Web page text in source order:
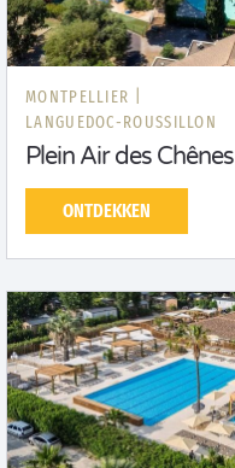
MONTPELLIER |
LANGUEDOC-ROUSSILLON
Plein Air des Chênes
ONTDEKKEN